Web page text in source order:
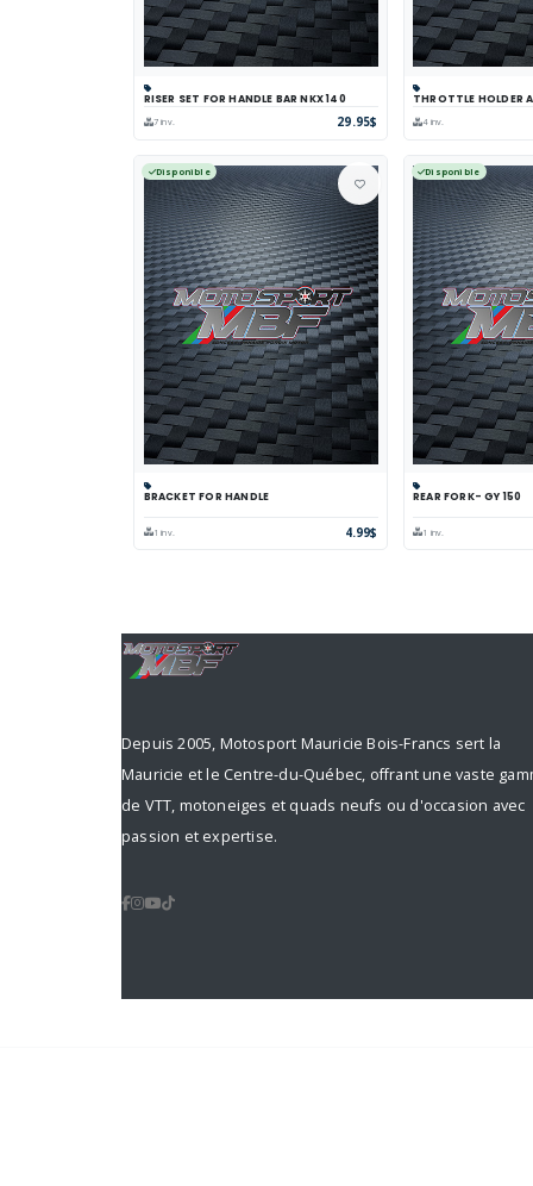
Panier Comparer Voir
RISER SET FOR HANDLE BAR NKX 140
7 inv. 29.95$
Panier
THROTTLE HOLDER
4 inv.
Disponible
Panier Comparer
BRACKET FOR HANDLE
1 inv. 4.99$
Disponible
Panier
REAR FORK- GY 150
1 inv.
Depuis 2005, Motosport Mauricie Bois-Francs sert la
Mauricie et le Centre-du-Québec, offrant une vaste
de VTT, motoneiges et quads neufs ou d'occasion avec
passion et expertise.